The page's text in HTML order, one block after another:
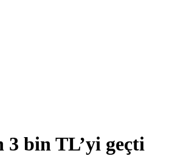
3 bin TL’yi geçti